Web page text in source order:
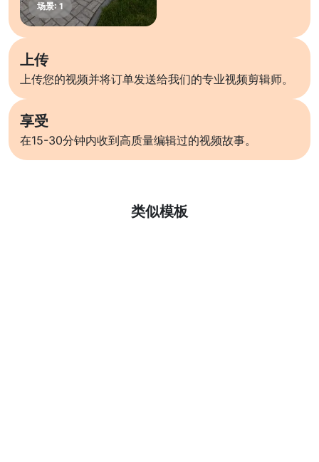
上传
上传您的视频并将订单发送给我们的专业视频剪辑师。
享受
在15-30分钟内收到高质量编辑过的视频故事。
类似模板
了解更多